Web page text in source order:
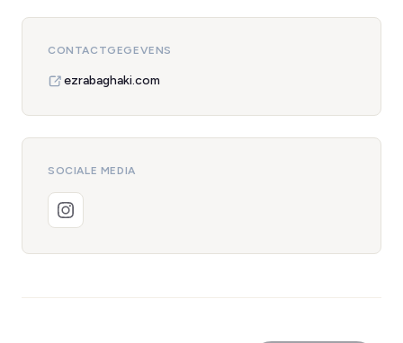
CONTACTGEGEVENS
ezrabaghaki.com
SOCIALE MEDIA